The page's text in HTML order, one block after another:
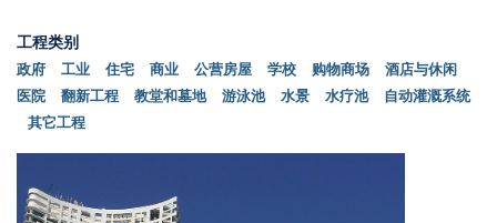
工程类别
政府
工业 住宅 商业 公营房屋 学校 购物商场
酒店与休闲
医院
翻新工程 教堂和墓地 游泳池 水景 水疗池
自动灌溉系统
其它工程